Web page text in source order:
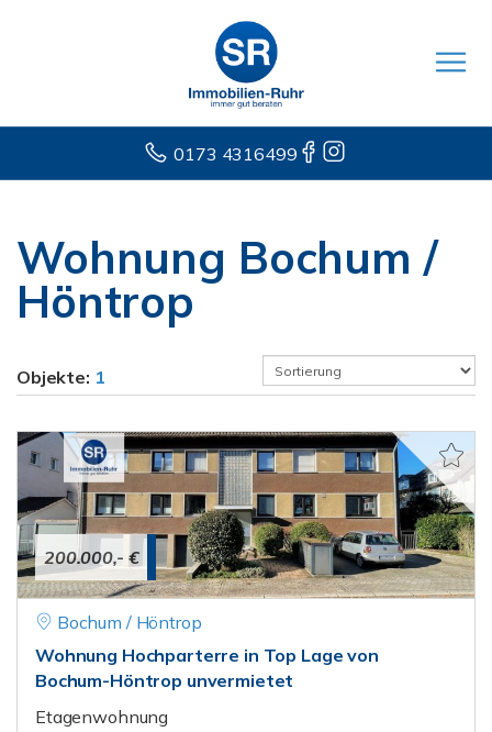
0173 4316499
Wohnung Bochum /
Höntrop
Objekte: 1
200.000,- €
Bochum / Höntrop
Wohnung Hochparterre in Top Lage von
Bochum-Höntrop unvermietet
Etagenwohnung